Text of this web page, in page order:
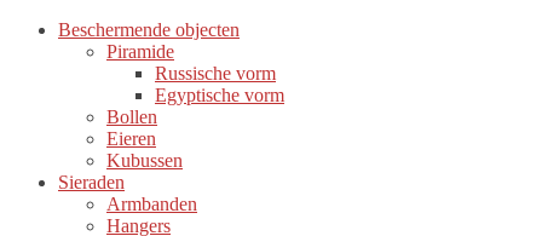
Beschermende objecten
Piramide
Russische vorm
Egyptische vorm
Bollen
Eieren
Kubussen
Sieraden
Armbanden
Hangers